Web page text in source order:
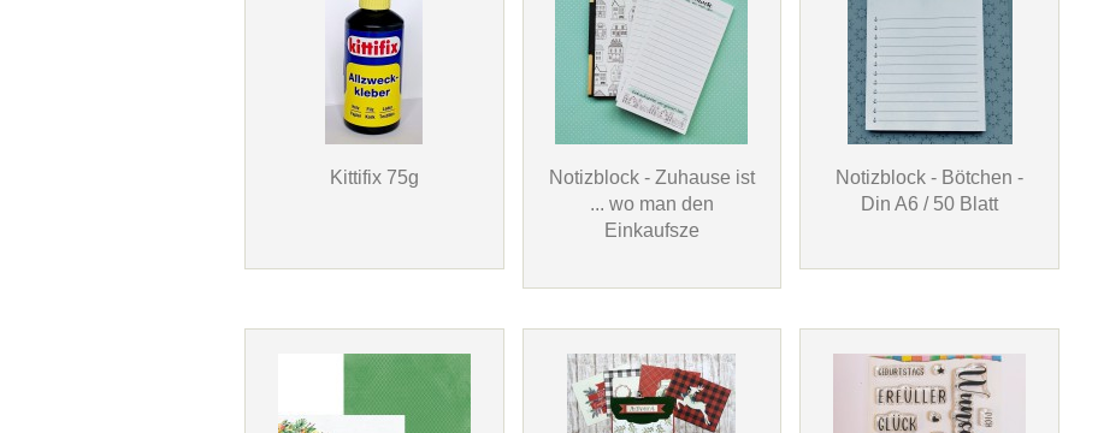
Kittifix 75g
Notizblock - Zuhause ist
... wo man den
Einkaufsze
Notizblock - Bötchen -
Din A6 / 50 Blatt